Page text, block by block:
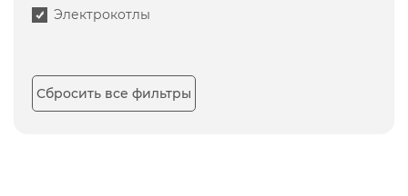
Электрокотлы
Сбросить все фильтры